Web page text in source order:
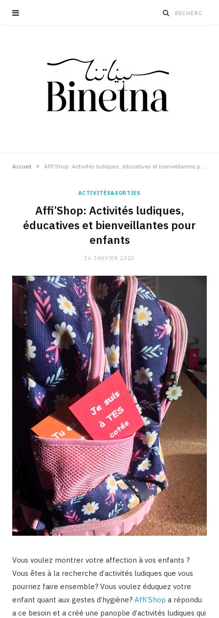
Accueil »
ACTIVITÉS&SORTIES
Affi’Shop: Activités ludiques,
éducatives et bienveillantes pour
enfants
16 JANVIER 2023
Vous voulez montrer votre affection à vos enfants ?
Vous êtes à la recherche d’activités ludiques que vous
pourriez faire ensemble? Vous voulez éduquez votre
enfant quant aux gestes d’hygiène? Affi’Shop a répondu
a ce besoin et a créé une panoplie d’activités ludiques qui